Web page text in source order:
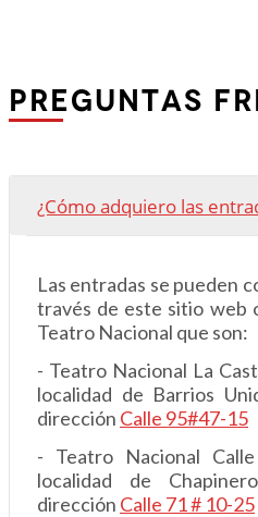
PREGUNTAS
¿Cómo adquiero las
Las entradas se pueden
través de este sitio web
Teatro Nacional que son:
- Teatro Nacional La
localidad de Barrios
dirección Calle 95#47-15
- Teatro Nacional
localidad de
dirección Calle 71 # 10-25